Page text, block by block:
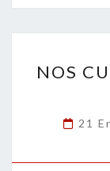
o
o
k
NOS
21